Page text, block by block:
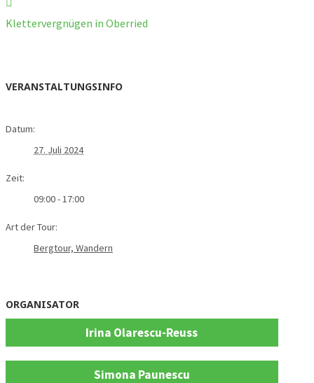
Klettervergnügen in Oberried
VERANSTALTUNGSINFO
Datum:
27. Juli 2024
Zeit:
09:00 - 17:00
Art der Tour:
Bergtour, Wandern
ORGANISATOR
Irina Olarescu-Reuss
Simona Paunescu